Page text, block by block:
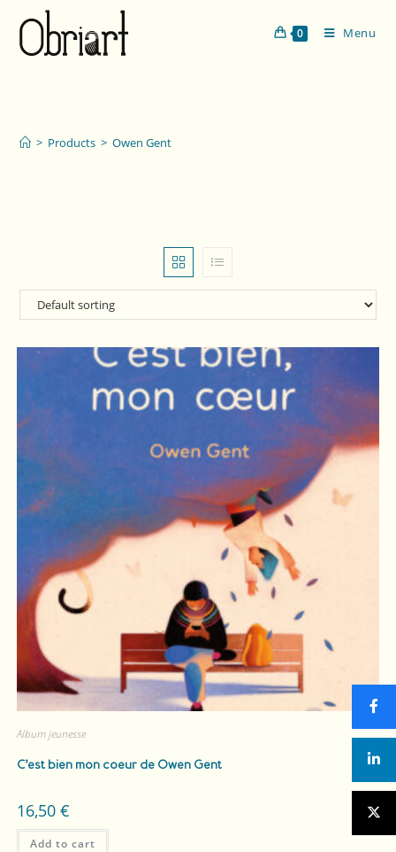
0 Menu
> Products > Owen Gent
Album jeunesse
C’est bien mon coeurde Owen Gent
16,50 €
Add to cart